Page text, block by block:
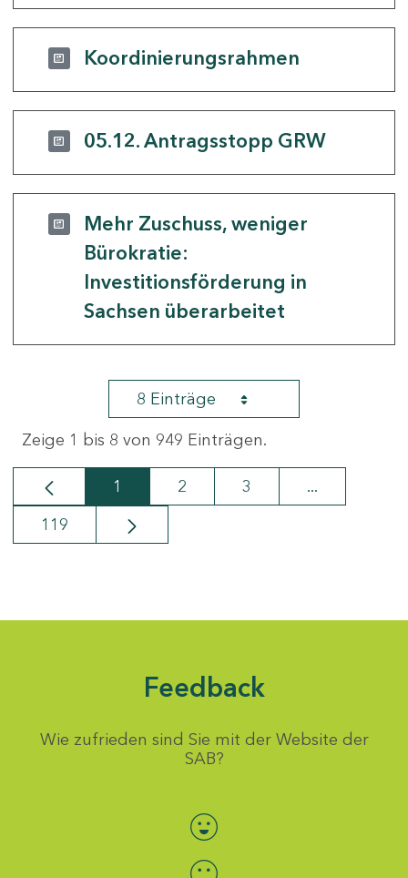
Koordinierungsrahmen
05.12. Antragsstopp GRW
Mehr Zuschuss, weniger
Bürokratie:
Investitionsförderung in
Sachsen überarbeitet
8 Einträge
Zeige 1 bis 8 von 949 Einträgen.
Seite
1 Seite
2 Seite
3 ...
Seite
119
Feedback
Wie zufrieden sind Sie mit der Website der
SAB?
Bewertung auswählen